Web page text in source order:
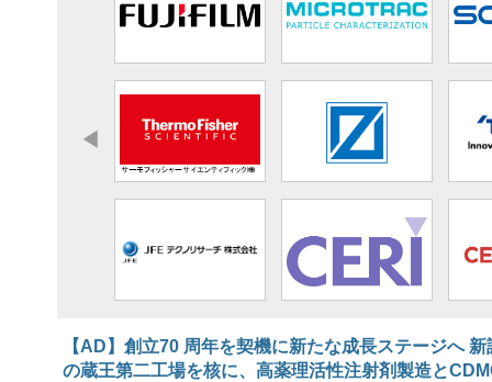
【AD】​​​​​​​創立70 周年を契機に新たな成長ステージへ 新
の蔵王第二工場を核に、高薬理活性注射剤製造と